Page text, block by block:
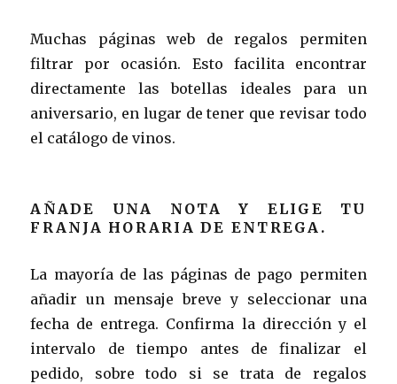
Muchas páginas web de regalos permiten
filtrar por ocasión. Esto facilita encontrar
directamente las botellas ideales para un
aniversario, en lugar de tener que revisar todo
el catálogo de vinos.
AÑADE UNA NOTA Y ELIGE TU
FRANJA HORARIA DE ENTREGA.
La mayoría de las páginas de pago permiten
añadir un mensaje breve y seleccionar una
fecha de entrega. Confirma la dirección y el
intervalo de tiempo antes de finalizar el
pedido, sobre todo si se trata de regalos